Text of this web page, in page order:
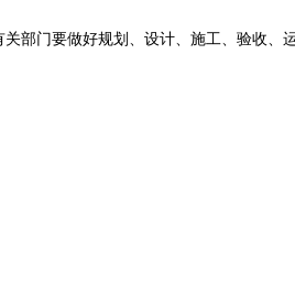
部门要做好规划、设计、施工、验收、